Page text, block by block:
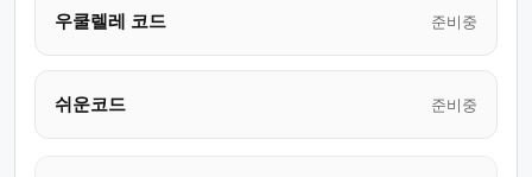
우쿨렐레 코드 준비중
쉬운코드 준비중